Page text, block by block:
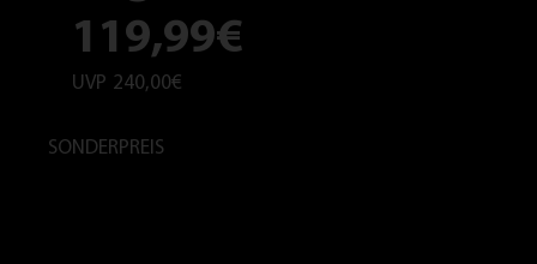
119,99€
UVP 240,00€
SONDERPREIS